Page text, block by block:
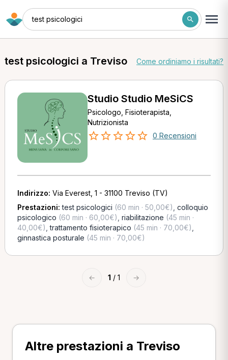
test psicologici
test psicologici a Treviso Come ordiniamo i risultati?
Studio Studio MeSiCS
Psicologo, Fisioterapista,
Nutrizionista
0 Recensioni
Indirizzo: Via Everest, 1 - 31100 Treviso (TV)
Prestazioni:test psicologici (60 min · 50,00€) colloquio
psicologico (60 min · 60,00€) riabilitazione (45 min ·
40,00€) ,trattamento fisioterapico (45 min · 70,00€)
ginnastica posturale (45 min · 70,00€)
← 1 / 1 →
Altre prestazioni a Treviso